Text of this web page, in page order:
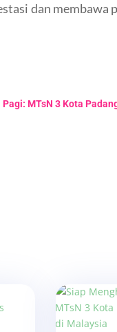
dan membawa
MTsN 3 Kota